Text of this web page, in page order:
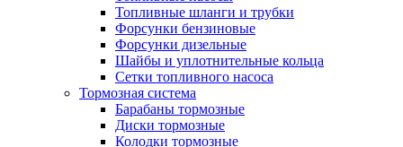
Топливные шланги и трубки
Форсунки бензиновые
Форсунки дизельные
Шайбы и уплотнительные кольца
Сетки топливного насоса
Тормозная система
Барабаны тормозные
Диски тормозные
Колодки тормозные